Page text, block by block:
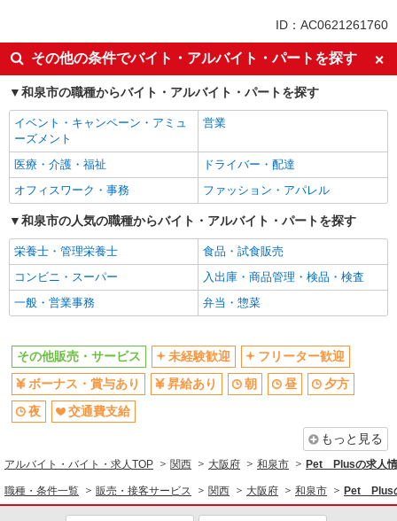
産休・育休取得実績あり
社員登用あり
ID：AC0621261760
その他の条件でバイト・アルバイト・パートを探す
和泉市の職種からバイト・アルバイト・パートを探す
イベント・キャンペーン・アミュ
ーズメント
営業
医療・介護・福祉
ドライバー・配達
オフィスワーク・事務
ファッション・アパレル
和泉市の人気の職種からバイト・アルバイト・パートを探す
栄養士・管理栄養士
食品・試食販売
コンビニ・スーパー
入出庫・商品管理・検品・検査
一般・営業事務
弁当・惣菜
その他販売・サービス 未経験歓迎
フリーター歓迎
ボーナス・賞与あり
昇給あり 朝 昼
夕方
夜
交通費支給
もっと見る
アルバイト・バイト・求人TOP 関西 大阪府 和泉市 Pet Plusの求人
職種・条件一覧 販売・接客サービス 関西 大阪府 和泉市 Pet Plus